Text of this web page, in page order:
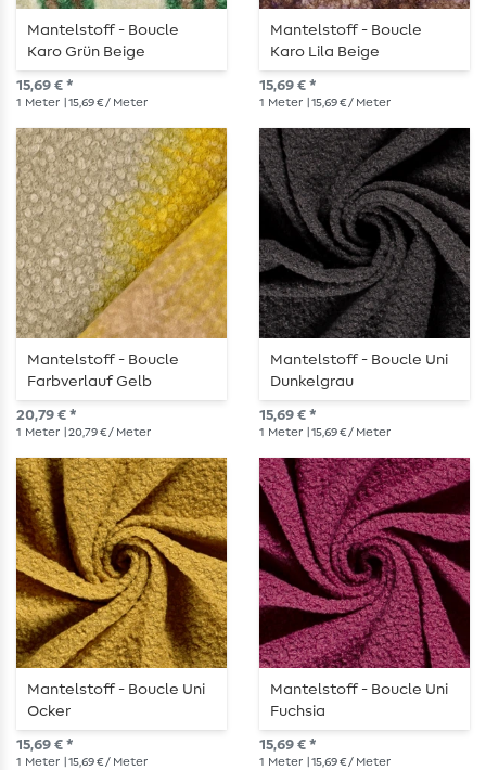
Mantelstoff - Boucle
Karo Grün Beige
15,69 € *
1 Meter | 15,69 € / Meter
Mantelstoff - Boucle
Karo Lila Beige
15,69 € *
1 Meter | 15,69 € / Meter
Mantelstoff - Boucle
Farbverlauf Gelb
20,79 € *
1 Meter | 20,79 € / Meter
Mantelstoff - Boucle Uni
Dunkelgrau
15,69 € *
1 Meter | 15,69 € / Meter
Mantelstoff - Boucle Uni
Ocker
15,69 € *
1 Meter | 15,69 € / Meter
Mantelstoff - Boucle Uni
Fuchsia
15,69 € *
1 Meter | 15,69 € / Meter